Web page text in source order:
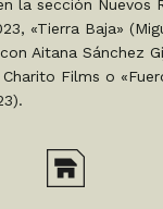
la sección Nuevos
«Tierra Baja»
Aitana Sánchez
Films o